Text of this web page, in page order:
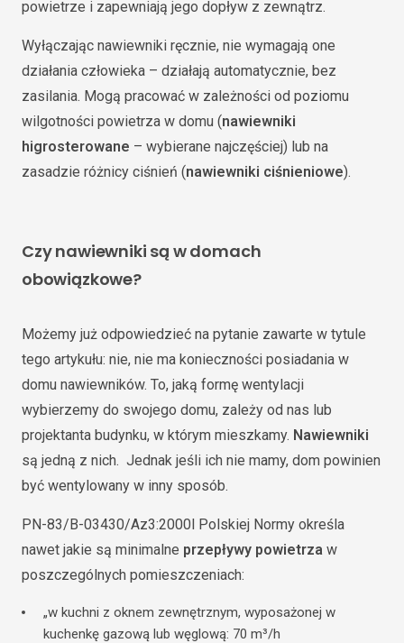
powietrze i zapewniają jego dopływ z zewnątrz.
Wyłączając nawiewniki ręcznie, nie wymagają one
działania człowieka – działają automatycznie, bez
zasilania. Mogą pracować w zależności od poziomu
wilgotności powietrza w domu (nawiewniki
higrosterowane – wybierane najczęściej) lub na
zasadzie różnicy ciśnień (nawiewniki ciśnieniowe).
Czy nawiewniki są w domach
obowiązkowe?
Możemy już odpowiedzieć na pytanie zawarte w tytule
tego artykułu: nie, nie ma konieczności posiadania w
domu nawiewników. To, jaką formę wentylacji
wybierzemy do swojego domu, zależy od nas lub
projektanta budynku, w którym mieszkamy. Nawiewniki
są jedną z nich. Jednak jeśli ich nie mamy, dom powinien
być wentylowany w inny sposób.
PN-83/B-03430/Az3:2000l Polskiej Normy określa
nawet jakie są minimalne przepływy powietrza w
poszczególnych pomieszczeniach:
„w kuchni z oknem zewnętrznym, wyposażonej w
kuchenkę gazową lub węglową: 70 m³/h